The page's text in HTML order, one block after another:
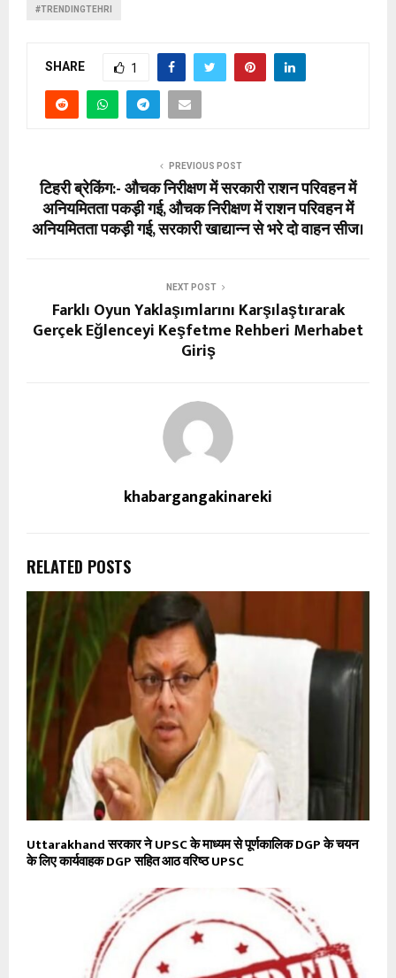
#TRENDINGTEHRI
SHARE 1
PREVIOUS POST
टिहरी ब्रेकिंग:- औचक निरीक्षण में सरकारी राशन परिवहन में
अनियमितता पकड़ी गई, औचक निरीक्षण में राशन परिवहन में
अनियमितता पकड़ी गई, सरकारी खाद्यान्न से भरे दो वाहन सीज।
NEXT POST
Farklı Oyun Yaklaşımlarını Karşılaştırarak
Gerçek Eğlenceyi Keşfetme Rehberi Merhabet
Giriş
khabargangakinareki
RELATED POSTS
Uttarakhand सरकार ने UPSC के माध्यम से पूर्णकालिक DGP के चयन
के लिए कार्यवाहक DGP सहित आठ वरिष्ठ UPSC